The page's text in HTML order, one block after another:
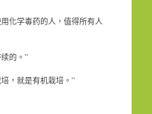
化学毒药的人，值得所有人
的。”
，就是有机栽培。”